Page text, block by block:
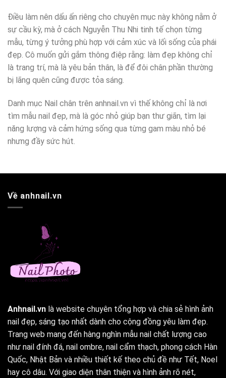
Điều làm nên dấu ấn riêng cho chuyên mục này không nằm ở
sự cầu kỳ, mà ở cách Nguyễn Thu Nhi tinh tế chọn từng
mẫu, từng ý tưởng phù hợp với cảm xúc và lối sống của phái
đẹp. Cô muốn gửi gắm thông điệp rằng: làm đẹp không chỉ
là trang trí, mà là yêu bản thân, là để đôi chân phần thường
bị lãng quên cũng được tỏa sáng.
Danh mục Nail chân trên anhnail.vn vì thế không chỉ là nơi
tìm mẫu nail đẹp, mà là góc nhỏ giúp bạn thư giãn, tìm lại
năng lượng và cảm hứng sống qua từng gam màu nhỏ bé
nhưng đầy sức hút.
Về anhnail.vn
Anhnail.vn là website chuyên tổng hợp và chia sẻ hình ảnh
nail đẹp, sáng tạo nhất dành cho cộng đồng yêu làm đẹp.
Trang web mang đến hàng nghìn mẫu nail chất lượng cao
như nail đính đá, nail ombre, nail cẩm thạch, phong cách Hàn
Quốc, Nhật Bản và nhiều thiết kế theo chủ đề như Tết, Noel
hay cô dâu. Với giao diện thân thiện và hình ảnh rõ nét,